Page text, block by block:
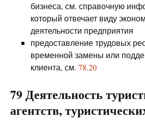
бизнеса, см. справочную
который отвечает виду
деятельности предприятия
предоставление трудовых
временной замены или
клиента, см. 78.20
79 Деятельность
агентств,